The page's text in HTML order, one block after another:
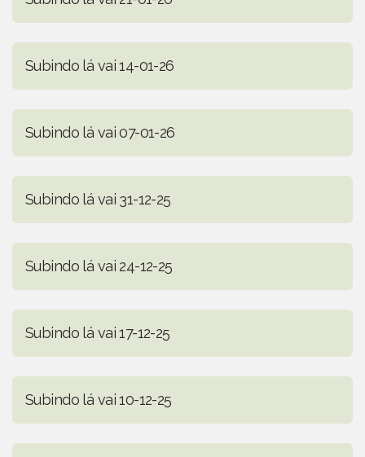
Subindo lá vai 14-01-26
Subindo lá vai 07-01-26
Subindo lá vai 31-12-25
Subindo lá vai 24-12-25
Subindo lá vai 17-12-25
Subindo lá vai 10-12-25